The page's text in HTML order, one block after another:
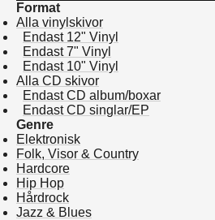
Format
Alla vinylskivor
Endast 12" Vinyl
Endast 7" Vinyl
Endast 10" Vinyl
Alla CD skivor
Endast CD album/boxar
Endast CD singlar/EP
Genre
Elektronisk
Folk, Visor & Country
Hardcore
Hip Hop
Hårdrock
Jazz & Blues